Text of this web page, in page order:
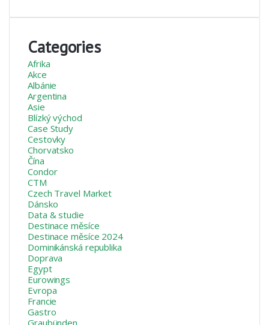
Categories
Afrika
Akce
Albánie
Argentina
Asie
Blízký východ
Case Study
Cestovky
Chorvatsko
Čína
Condor
CTM
Czech Travel Market
Dánsko
Data & studie
Destinace měsíce
Destinace měsíce 2024
Dominikánská republika
Doprava
Egypt
Eurowings
Evropa
Francie
Gastro
Graubünden